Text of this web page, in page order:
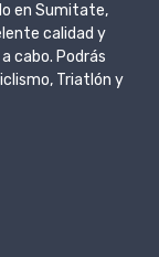
en Sumitate,
calidad y
cabo. Podrás
Triatlón y